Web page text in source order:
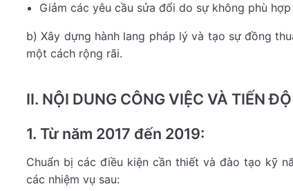
Giảm các yêu cầu sửa đổi do sự không phù
b) Xây dựng hành lang pháp lý và tạo sự đồng
một cách rộng rãi.
II. NỘI DUNG CÔNG VIỆC VÀ TIẾN
1. Từ năm 2017 đến 2019:
Chuẩn bị các điều kiện cần thiết và đào tạo kỹ
các nhiệm vụ sau: